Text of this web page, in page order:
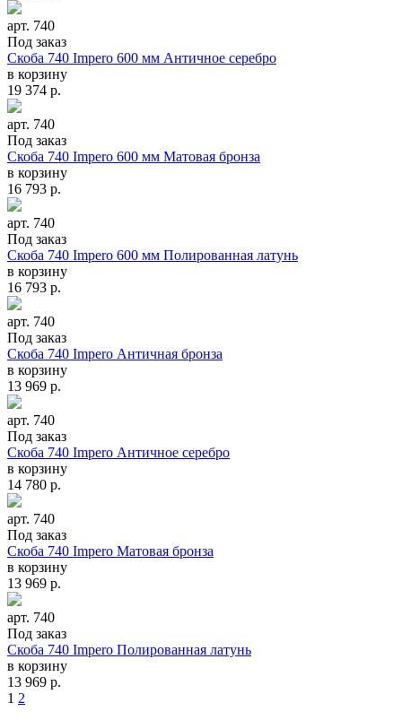
арт. 740
Под заказ
Скоба 740 Impero 600 мм Античное серебро
в корзину
19 374 р.
арт. 740
Под заказ
Скоба 740 Impero 600 мм Матовая бронза
в корзину
16 793 р.
арт. 740
Под заказ
Скоба 740 Impero 600 мм Полированная латунь
в корзину
16 793 р.
арт. 740
Под заказ
Скоба 740 Impero Античная бронза
в корзину
13 969 р.
арт. 740
Под заказ
Скоба 740 Impero Античное серебро
в корзину
14 780 р.
арт. 740
Под заказ
Скоба 740 Impero Матовая бронза
в корзину
13 969 р.
арт. 740
Под заказ
Скоба 740 Impero Полированная латунь
в корзину
13 969 р.
1 2